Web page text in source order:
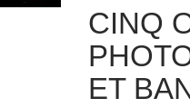
CINQ
ET